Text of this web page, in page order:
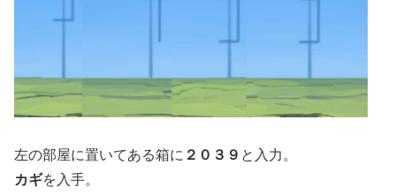
左の部屋に置いてある箱に ２０３９ と入力。
カギを入手。